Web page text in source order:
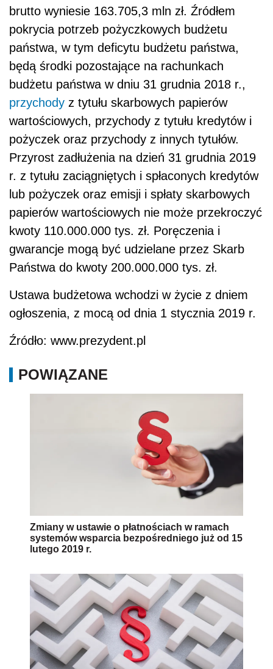
brutto wyniesie 163.705,3 mln zł. Źródłem
pokrycia potrzeb pożyczkowych budżetu
państwa, w tym deficytu budżetu państwa,
będą środki pozostające na rachunkach
budżetu państwa w dniu 31 grudnia 2018 r.,
przychody z tytułu skarbowych papierów
wartościowych, przychody z tytułu kredytów i
pożyczek oraz przychody z innych tytułów.
Przyrost zadłużenia na dzień 31 grudnia 2019
r. z tytułu zaciągniętych i spłaconych kredytów
lub pożyczek oraz emisji i spłaty skarbowych
papierów wartościowych nie może przekroczyć
kwoty 110.000.000 tys. zł. Poręczenia i
gwarancje mogą być udzielane przez Skarb
Państwa do kwoty 200.000.000 tys. zł.
Ustawa budżetowa wchodzi w życie z dniem
ogłoszenia, z mocą od dnia 1 stycznia 2019 r.
Źródło: www.prezydent.pl
POWIĄZANE
Zmiany w ustawie o płatnościach w ramach
systemów wsparcia bezpośredniego już od 15
lutego 2019 r.